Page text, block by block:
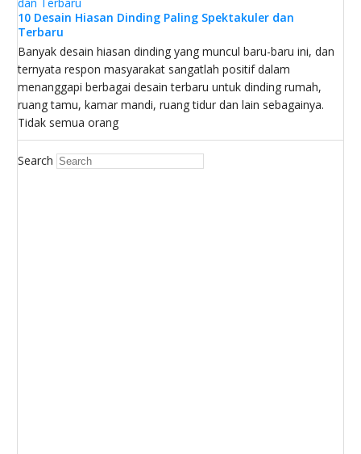
10 Desain Hiasan Dinding Paling Spektakuler dan
Terbaru
Banyak desain hiasan dinding yang muncul baru-baru ini, dan
ternyata respon masyarakat sangatlah positif dalam
menanggapi berbagai desain terbaru untuk dinding rumah,
ruang tamu, kamar mandi, ruang tidur dan lain sebagainya.
Tidak semua orang
Search